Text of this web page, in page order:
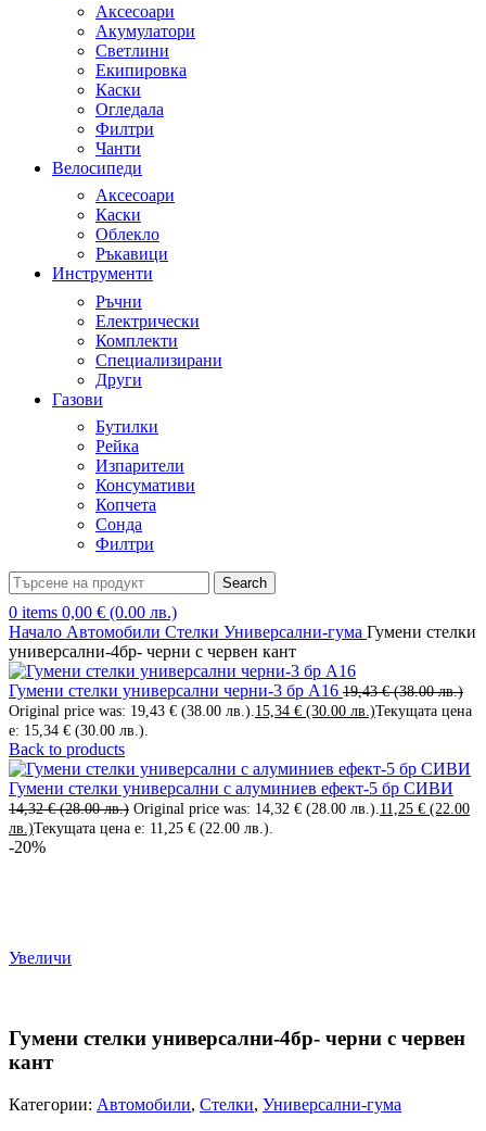
Аксесоари
Акумулатори
Светлини
Екипировка
Каски
Огледала
Филтри
Чанти
Велосипеди
Аксесоари
Каски
Облекло
Ръкавици
Инструменти
Ръчни
Електрически
Комплекти
Специализирани
Други
Газови
Бутилки
Рейка
Изпарители
Консумативи
Копчета
Сонда
Филтри
Search
0 items 0,00 € (0.00 лв.)
Начало Автомобили Стелки Универсални-гума Гумени стелки
универсални-4бр- черни с червен кант
Гумени стелки универсални черни-3 бр А16 19,43€ (38.00 лв.)
Original price was: 19,43 € (38.00 лв.). 15,34 € (30.00 лв.)Текущата цена
е: 15,34 € (30.00 лв.).
Back to products
Гумени стелки универсални с алуминиев ефект-5 бр СИВИ
14,32€ (28.00 лв.) Original price was: 14,32 € (28.00 лв.). 11,25 € (22.00
лв.)Текущата цена е: 11,25 € (22.00 лв.).
-20%
Увеличи
Гумени стелки универсални-4бр- черни с червен
кант
Категории: Автомобили, Стелки, Универсални-гума